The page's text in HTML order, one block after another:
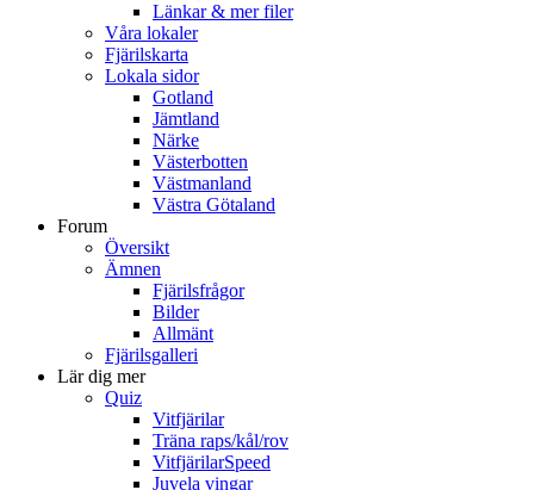
Länkar & mer filer
Våra lokaler
Fjärilskarta
Lokala sidor
Gotland
Jämtland
Närke
Västerbotten
Västmanland
Västra Götaland
Forum
Översikt
Ämnen
Fjärilsfrågor
Bilder
Allmänt
Fjärilsgalleri
Lär dig mer
Quiz
Vitfjärilar
Träna raps/kål/rov
VitfjärilarSpeed
Juvela vingar